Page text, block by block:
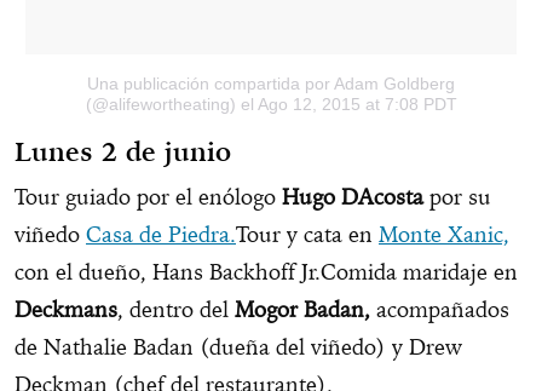
Una publicación compartida por Adam Goldberg
(@alifewortheating) el Ago 12, 2015 at 7:08 PDT
Lunes 2 de junio
Tour guiado por el enólogo Hugo DAcostapor su
viñedo Casa de Piedra.Tour y cata en Monte Xanic,
con el dueño, Hans Backhoff Jr.Comida maridaje en
Deckmans, dentro del Mogor Badan, acompañados
de Nathalie Badan (dueña del viñedo) y Drew
Deckman (chef del restaurante).